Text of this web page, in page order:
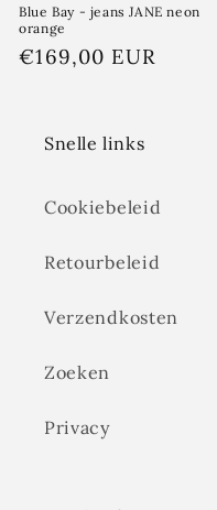
Blue Bay - jeans JANE neon
orange
Normale
€169,00 EUR
Snelle links
Cookiebeleid
Retourbeleid
Verzendkosten
Zoeken
Privacy